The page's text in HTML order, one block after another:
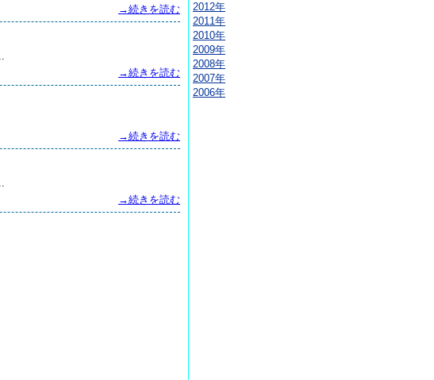
→続きを読む
→続きを読む
→続きを読む
→続きを読む
2012年
2011年
2010年
2009年
2008年
2007年
2006年